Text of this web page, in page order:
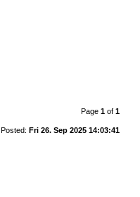
Page 1of 1
Posted: Fri 26. Sep 2025 14:03:41